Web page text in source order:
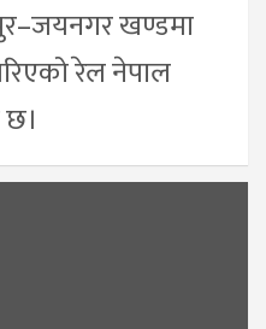
खण्डमा
रेल नेपाल